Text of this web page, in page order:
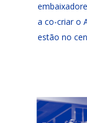
a co-criar o
estão no